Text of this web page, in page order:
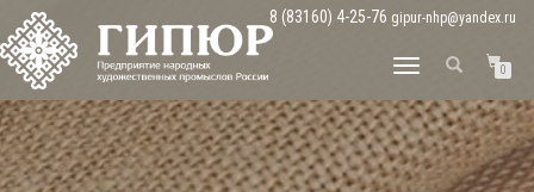
8 (83160) 4-25-76 gipur-nhp@yandex.ru
ПЕРЕКЛЮЧИТЬ
0